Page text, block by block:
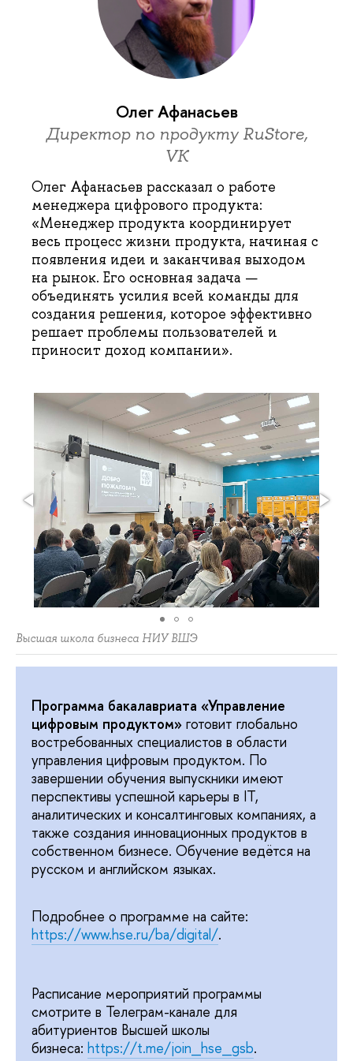
Олег Афанасьев
Директор по продукту RuStore,
VK
Олег Афанасьев рассказал о работе
менеджера цифрового продукта:
«Менеджер продукта координирует
весь процесс жизни продукта, начиная с
появления идеи и заканчивая выходом
на рынок. Его основная задача —
объединять усилия всей команды для
создания решения, которое эффективно
решает проблемы пользователей и
приносит доход компании».
Высшая школа бизнеса НИУ ВШЭ
Программа бакалавриата «Управление
цифровым продуктом» готовит глобально
востребованных специалистов в области
управления цифровым продуктом. По
завершении обучения выпускники имеют
перспективы успешной карьеры в IT,
аналитических и консалтинговых компаниях, а
также создания инновационных продуктов в
собственном бизнесе. Обучение ведётся на
русском и английском языках.
Подробнее о программе на сайте:
https://www.hse.ru/ba/digital/.
Расписание мероприятий программы
смотрите в Телеграм-канале для
абитуриентов Высшей школы
бизнеса: https://t.me/join_hse_gsb.